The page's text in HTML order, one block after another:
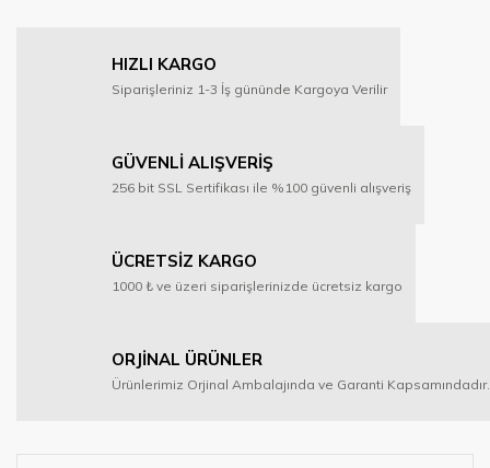
HIZLI KARGO
Siparişleriniz 1-3 İş gününde Kargoya Verilir
GÜVENLİ ALIŞVERİŞ
256 bit SSL Sertifikası ile %100 güvenli alışveriş
ÜCRETSİZ KARGO
1000 ₺ ve üzeri siparişlerinizde ücretsiz kargo
ORJİNAL ÜRÜNLER
Ürünlerimiz Orjinal Ambalajında ve Garanti Kapsamındadır.